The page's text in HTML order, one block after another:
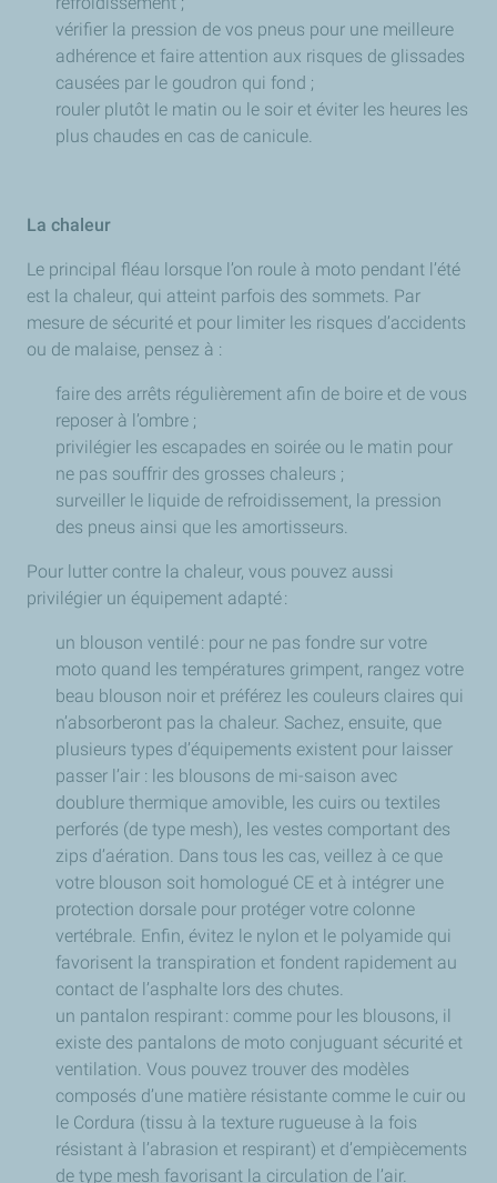
vérifier la pression de vos pneus pour une meilleure
adhérence et faire attention aux risques de glissades
causées par le goudron qui fond ;
rouler plutôt le matin ou le soir et éviter les heures les
plus chaudes en cas de canicule.
La chaleur
Le principal fléau lorsque l’on roule à moto pendant l’été
est la chaleur, qui atteint parfois des sommets. Par
mesure de sécurité et pour limiter les risques d’accidents
ou de malaise, pensez à :
faire des arrêts régulièrement afin de boire et de vous
reposer à l’ombre ;
privilégier les escapades en soirée ou le matin pour
ne pas souffrir des grosses chaleurs ;
surveiller le liquide de refroidissement, la pression
des pneus ainsi que les amortisseurs.
Pour lutter contre la chaleur, vous pouvez aussi
privilégier un équipement adapté :
un blouson ventilé : pour ne pas fondre sur votre
moto quand les températures grimpent, rangez votre
beau blouson noir et préférez les couleurs claires qui
n’absorberont pas la chaleur. Sachez, ensuite, que
plusieurs types d’équipements existent pour laisser
passer l’air : les blousons de mi-saison avec
doublure thermique amovible, les cuirs ou textiles
perforés (de type mesh), les vestes comportant des
zips d’aération. Dans tous les cas, veillez à ce que
votre blouson soit homologué CE et à intégrer une
protection dorsale pour protéger votre colonne
vertébrale. Enfin, évitez le nylon et le polyamide qui
favorisent la transpiration et fondent rapidement au
contact de l’asphalte lors des chutes.
un pantalon respirant : comme pour les blousons, il
existe des pantalons de moto conjuguant sécurité et
ventilation. Vous pouvez trouver des modèles
composés d’une matière résistante comme le cuir ou
le Cordura (tissu à la texture rugueuse à la fois
résistant à l’abrasion et respirant) et d’empiècements
de type mesh favorisant la circulation de l’air.